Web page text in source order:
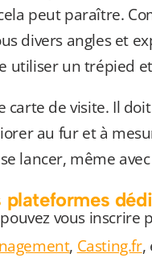
peut paraître.
divers angles et
utiliser un trépied
carte de visite. Il
au fur et à
lancer, même
vous inscrire
, Casting.fr,